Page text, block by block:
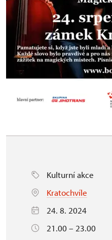
Kulturní akce
Kratochvíle
24. 8. 2024
21.00 – 23.00